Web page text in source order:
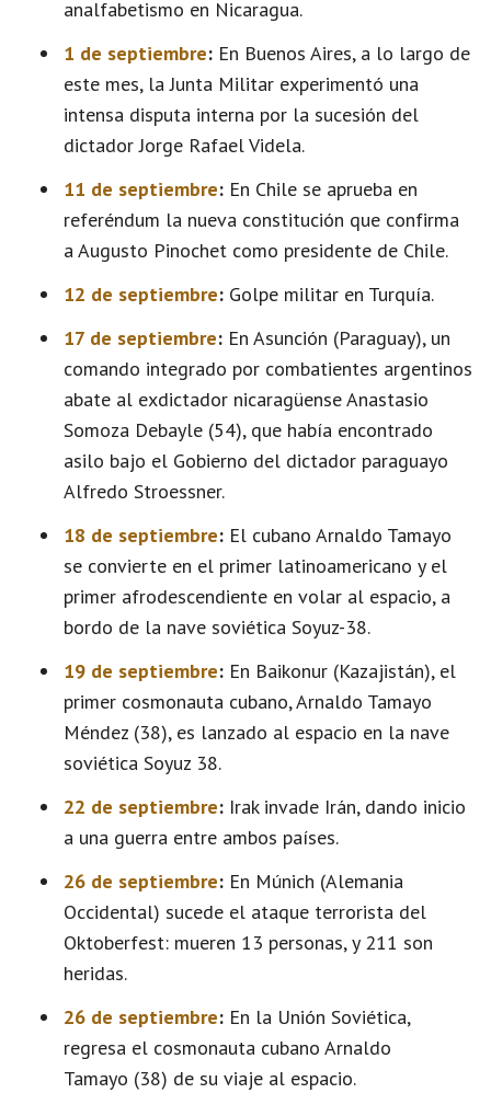
analfabetismo en Nicaragua.
1 de septiembre: En Buenos Aires, a lo largo de
este mes, la Junta Militar experimentó una
intensa disputa interna por la sucesión del
dictador Jorge Rafael Videla.
11 de septiembre: En Chile se aprueba en
referéndum la nueva constitución que confirma
a Augusto Pinochet como presidente de Chile.
12 de septiembre: Golpe militar en Turquía.
17 de septiembre: En Asunción (Paraguay), un
comando integrado por combatientes argentinos
abate al exdictador nicaragüense Anastasio
Somoza Debayle (54), que había encontrado
asilo bajo el Gobierno del dictador paraguayo
Alfredo Stroessner.
18 de septiembre: El cubano Arnaldo Tamayo
se convierte en el primer latinoamericano y el
primer afrodescendiente en volar al espacio, a
bordo de la nave soviética Soyuz-38.
19 de septiembre: En Baikonur (Kazajistán), el
primer cosmonauta cubano, Arnaldo Tamayo
Méndez (38), es lanzado al espacio en la nave
soviética Soyuz 38.
22 de septiembre: Irak invade Irán, dando inicio
a una guerra entre ambos países.
26 de septiembre: En Múnich (Alemania
Occidental) sucede el ataque terrorista del
Oktoberfest: mueren 13 personas, y 211 son
heridas.
26 de septiembre: En la Unión Soviética,
regresa el cosmonauta cubano Arnaldo
Tamayo (38) de su viaje al espacio.